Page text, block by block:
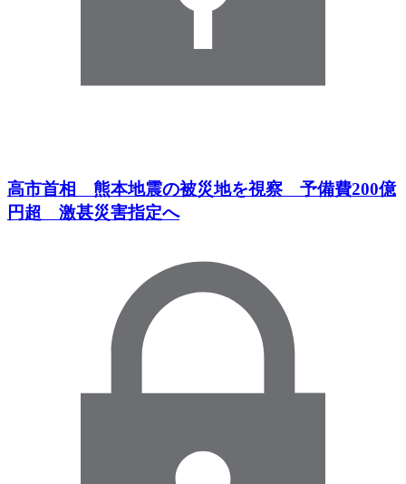
高市首相 熊本地震の被災地を視察 予備費200億
円超 激甚災害指定へ